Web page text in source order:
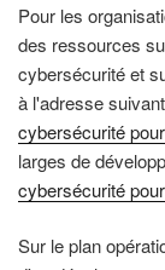
Pour les
des ressources
cybersécurité et
à l'adresse
cybersécurité
larges de
cybersécurité
Sur le plan